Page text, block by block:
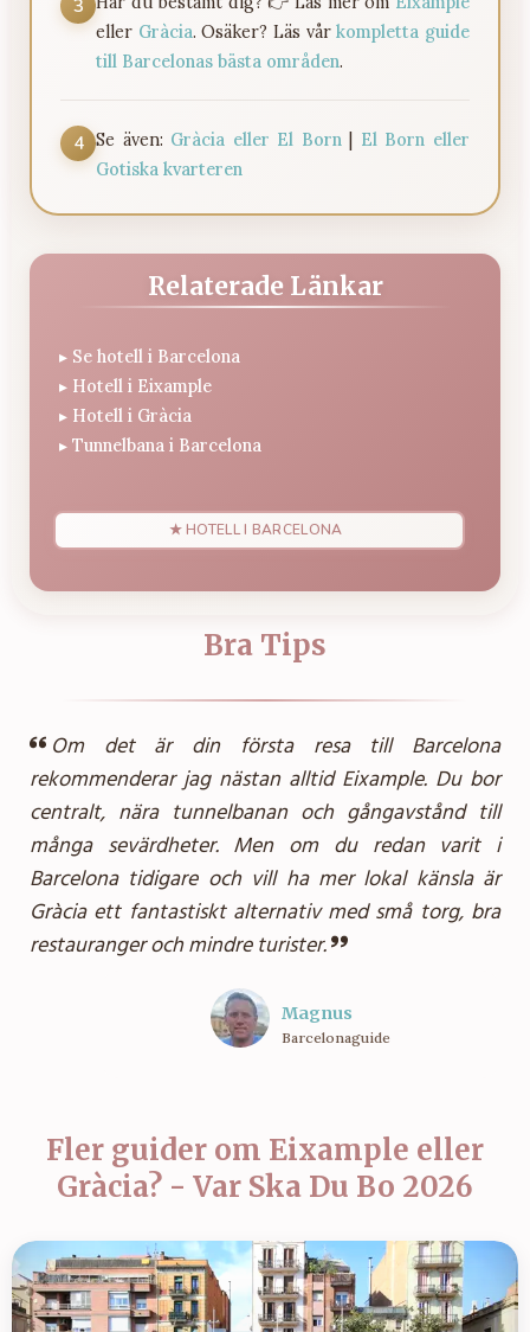
Bra Tips
Om det är din första resa till Barcelona
rekommenderar jag nästan alltid Eixample. Du bor
centralt, nära tunnelbanan och gångavstånd till
många sevärdheter. Men om du redan varit i
Barcelona tidigare och vill ha mer lokal känsla är
Gràcia ett fantastiskt alternativ med små torg, bra
restauranger och mindre turister.
Magnus
Barcelonaguide
Fler guider om Eixample eller
Gràcia? - Var Ska Du Bo 2026
3
eller Gràcia. Osäker? Läs vårkompletta guide
till Barcelonas bästa områden.
4 Se även: Gràcia eller El Born| El Born eller
Gotiska kvarteren
Relaterade Länkar
▸ Se hotell i Barcelona
▸ Hotell i Eixample
▸ Hotell i Gràcia
▸ Tunnelbana i Barcelona
★ HOTELL I BARCELONA